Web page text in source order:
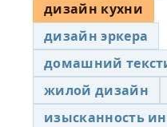
дизайн кухни
дизайн эркера
домашний
жилой дизайн
изысканность